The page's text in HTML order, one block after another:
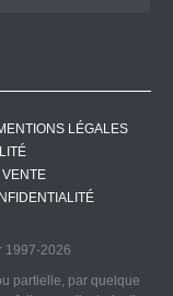
LÉGALES
1997-2026
partielle, par quelque